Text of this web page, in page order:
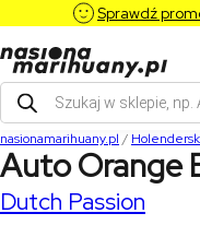
Sprawdź
Wyszukiwarka
produktów
nasionamarihuany.pl /
Auto Orange
Dutch Passion